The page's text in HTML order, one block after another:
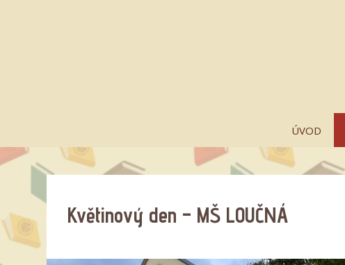
ÚVOD
Květinový den – MŠ LOUČNÁ